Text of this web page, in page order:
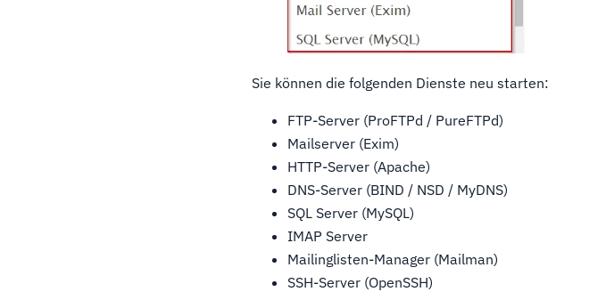
Sie können die folgenden Dienste neu starten:
FTP-Server (ProFTPd / PureFTPd)
Mailserver (Exim)
HTTP-Server (Apache)
DNS-Server (BIND / NSD / MyDNS)
SQL Server (MySQL)
IMAP Server
Mailinglisten-Manager (Mailman)
SSH-Server (OpenSSH)